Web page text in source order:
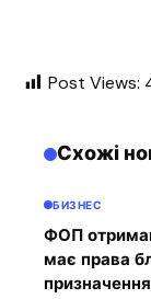
Post Views:
Схожі
БИЗНЕС
ФОП
має права
призначення